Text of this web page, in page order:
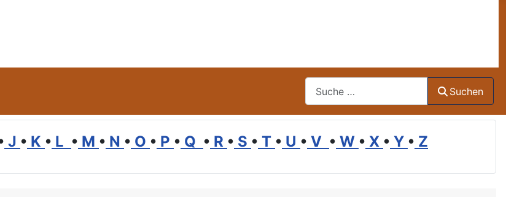
Suchen
J • K • L • M • N • O • P • Q • R • S • T • U • V • W • X • Y • Z